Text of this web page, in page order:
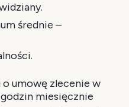
średnie –
umowę zlecenie w
miesięcznie